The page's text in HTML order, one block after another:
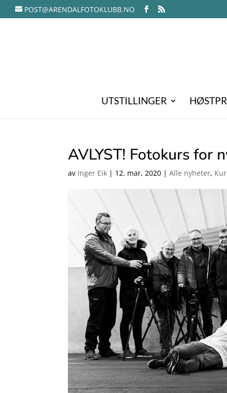
POST@ARENDALFOTOKLUBB.NO
UTSTILLINGER
AVLYST! Fotokurs for
av Inger Eik | 12. mar, 2020 |Alle nyheter,